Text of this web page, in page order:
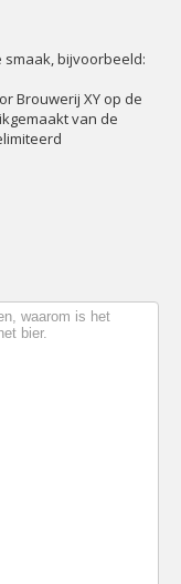
bijvoorbeeld:
Brouwerij XY op de
van de